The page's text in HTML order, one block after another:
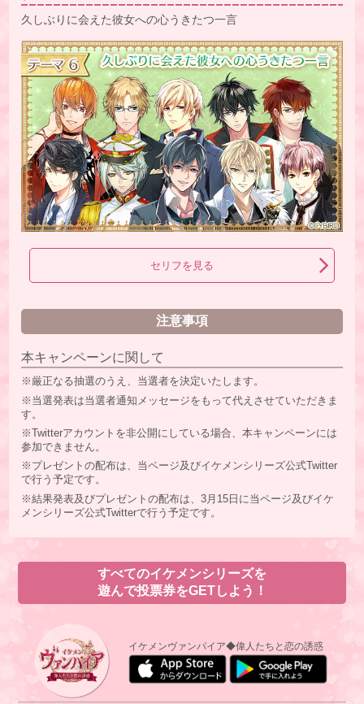
久しぶりに会えた彼女への心うきたつ一言
セリフを見る
注意事項
本キャンペーンに関して
※厳正なる抽選のうえ、当選者を決定いたします。
※当選発表は当選者通知メッセージをもって代えさせていただきま
す。
※Twitterアカウントを非公開にしている場合、本キャンペーンには
参加できません。
※プレゼントの配布は、当ページ及びイケメンシリーズ公式Twitter
で行う予定です。
※結果発表及びプレゼントの配布は、3月15日に当ページ及びイケ
メンシリーズ公式Twitterで行う予定です。
すべてのイケメンシリーズを
遊んで投票券をGETしよう！
イケメンヴァンパイア◆偉人たちと恋の誘惑